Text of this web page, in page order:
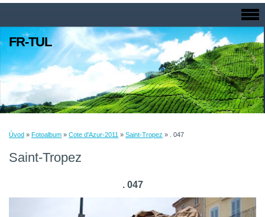
FR-TUL
Úvod » Fotoalbum » Cote d'Azur-2011 » Saint-Tropez » . 047
Saint-Tropez
. 047